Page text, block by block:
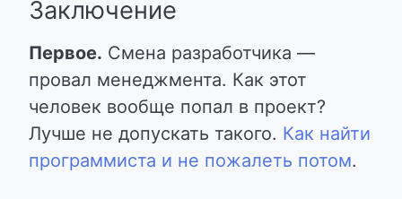
Заключение
Первое. Смена разработчика —
провал менеджмента. Как этот
человек вообще попал в проект?
Лучше не допускать такого. Как найти
программиста и не пожалеть потом.